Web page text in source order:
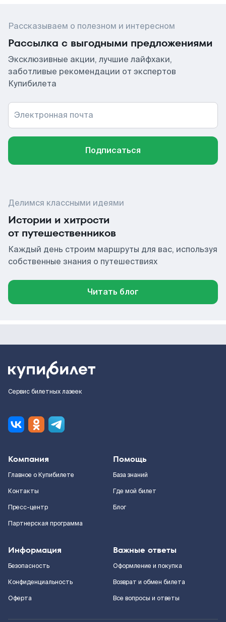
Рассказываем о полезном и интересном
Рассылка с выгодными предложениями
Эксклюзивные акции, лучшие лайфхаки,
заботливые рекомендации от экспертов
Купибилета
Электронная почта
Подписаться
Делимся классными идеями
Истории и хитрости
от путешественников
Каждый день строим маршруты для вас, используя
собственные знания о путешествиях
Читать блог
Сервис билетных лазеек
Компания
Главное о Купибилете
Контакты
Пресс-центр
Партнерская программа
Помощь
База знаний
Где мой билет
Блог
Информация
Безопасность
Конфиденциальность
Оферта
Важные ответы
Оформление и покупка
Возврат и обмен билета
Все вопросы и ответы